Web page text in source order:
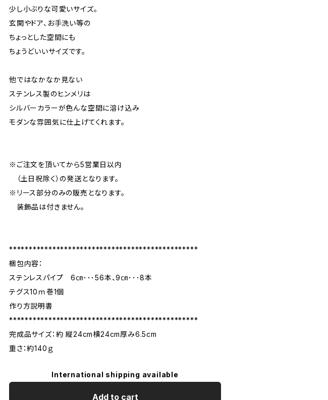
少し小ぶりな可愛いサイズ。
玄関やドア、お手洗い等の
ちょっとした空間にも
ちょうどいいサイズです。
他ではなかなか見ない
ステンレス製のヒンメリは
シルバーカラーが色んな空間に溶け込み
モダンな雰囲気に仕上げてくれます。
※ご注文を頂いてから5営業日以内
（土日祝除く）の発送となります。
※リース部分のみの販売となります。
装飾品は付きません。
************************************************
梱包内容：
ステンレスパイプ 6㎝･･･56本、9㎝･･･8本
テグス10ｍ巻1個
作り方説明書
************************************************
完成品サイズ：約 縦24cm横24cm厚み6.5cm
重さ：約140ｇ
International shipping available
Add to cart